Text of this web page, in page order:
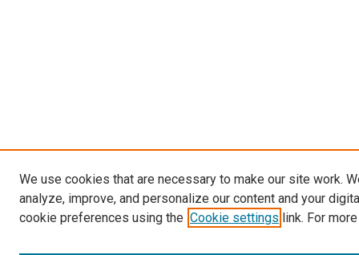
We use cookies that are necessary to make our site work.
analyze, improve, and personalize our content and your
cookie preferences using the Cookie settings link. For